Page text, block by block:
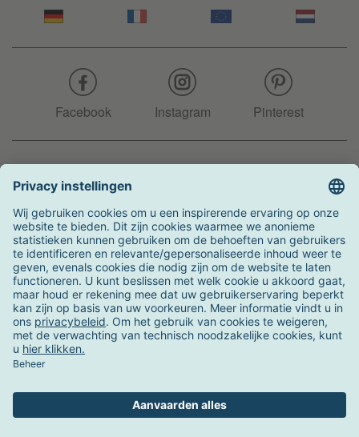
Facebook Instagram Pinterest
+31 204 990 283
Zo kunt u betalen